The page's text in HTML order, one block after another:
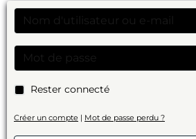
Rester connecté
Créer un compte | Mot de passe perdu ?